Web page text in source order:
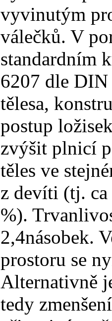
vyvinutým
válečků. V
standardním
6207 dle
tělesa,
postup
zvýšit plnicí
těles ve
z devíti (tj.
%).
2,4násobek.
prostoru se
Alternativně
tedy